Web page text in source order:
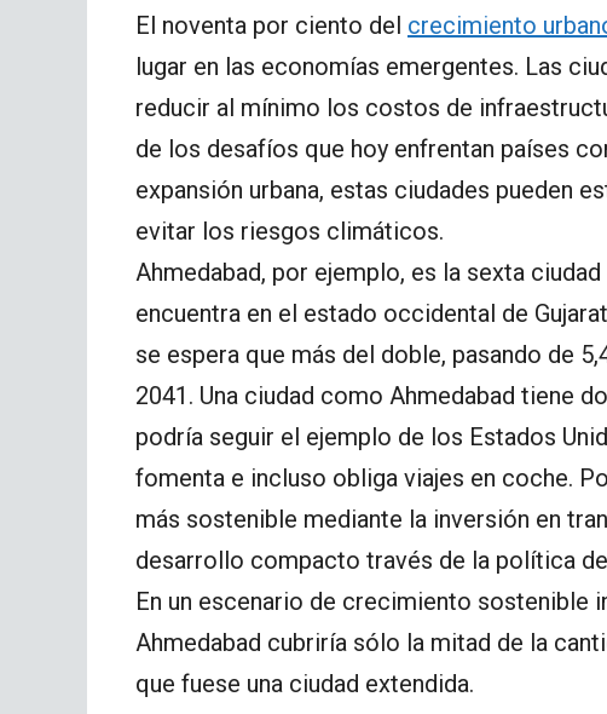
El noventa por ciento del crecimiento
lugar en las economías emergentes. Las
reducir al mínimo los costos de
de los desafíos que hoy enfrentan países
expansión urbana, estas ciudades pueden
evitar los riesgos climáticos.
Ahmedabad, por ejemplo, es la sexta
encuentra en el estado occidental de
se espera que más del doble, pasando de
2041. Una ciudad como Ahmedabad tiene
podría seguir el ejemplo de los Estados
fomenta e incluso obliga viajes en coche.
más sostenible mediante la inversión en
desarrollo compacto través de la política
En un escenario de crecimiento sostenible
Ahmedabad cubriría sólo la mitad de la
que fuese una ciudad extendida.